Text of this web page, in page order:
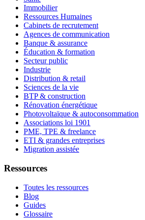
Immobilier
Ressources Humaines
Cabinets de recrutement
Agences de communication
Banque & assurance
Éducation & formation
Secteur public
Industrie
Distribution & retail
Sciences de la vie
BTP & construction
Rénovation énergétique
Photovoltaïque & autoconsommation
Associations loi 1901
PME, TPE & freelance
ETI & grandes entreprises
Migration assistée
Ressources
Toutes les ressources
Blog
Guides
Glossaire